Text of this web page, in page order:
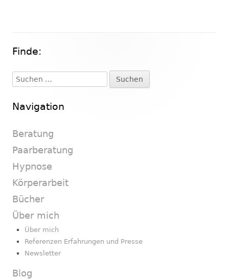
Haupt-
Seitenleiste
Finde:
Suchen
nach:
Navigation
Beratung
Paarberatung
Hypnose
Körperarbeit
Bücher
Über mich
Über mich
Referenzen Erfahrungen und Presse
Newsletter
Blog